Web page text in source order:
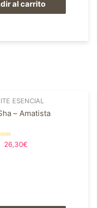
al carrito
ESENCIAL
– Amatista
Valorado
26,30€